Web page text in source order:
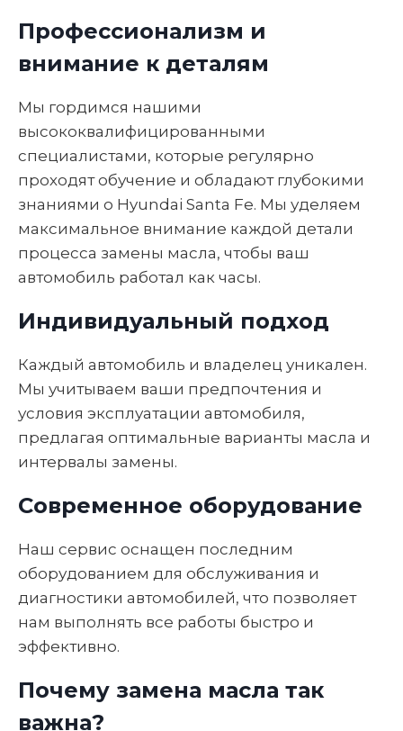
Профессионализм и
внимание к деталям
Мы гордимся нашими
высококвалифицированными
специалистами, которые регулярно
проходят обучение и обладают глубокими
знаниями о Hyundai Santa Fe. Мы уделяем
максимальное внимание каждой детали
процесса замены масла, чтобы ваш
автомобиль работал как часы.
Индивидуальный подход
Каждый автомобиль и владелец уникален.
Мы учитываем ваши предпочтения и
условия эксплуатации автомобиля,
предлагая оптимальные варианты масла и
интервалы замены.
Современное оборудование
Наш сервис оснащен последним
оборудованием для обслуживания и
диагностики автомобилей, что позволяет
нам выполнять все работы быстро и
эффективно.
Почему замена масла так
важна?